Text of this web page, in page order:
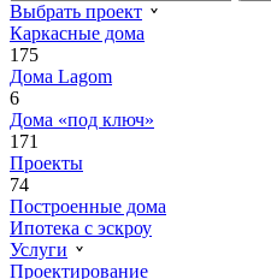
Выбрать проект
Каркасные дома
175
Дома Lagom
6
Дома «под ключ»
171
Проекты
74
Построенные дома
Ипотека с эскроу
Услуги
Проектирование